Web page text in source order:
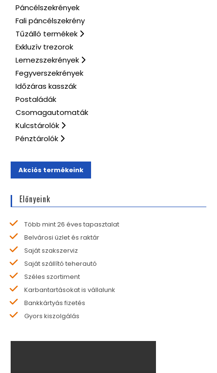
Páncélszekrények
Fali páncélszekrény
Tűzálló termékek
Exkluzív trezorok
Lemezszekrények
Fegyverszekrények
Időzáras kasszák
Postaládák
Csomagautomaták
Kulcstárolók
Pénztárolók
Akciós termékeink
Előnyeink
Több mint 26 éves tapasztalat
Belvárosi üzlet és raktár
Saját szakszerviz
Saját szállító teherautó
Széles szortiment
Karbantartásokat is vállalunk
Bankkártyás fizetés
Gyors kiszolgálás